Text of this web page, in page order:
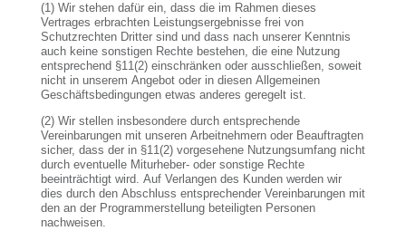
(1) Wir stehen dafür ein, dass die im Rahmen dieses
Vertrages erbrachten Leistungsergebnisse frei von
Schutzrechten Dritter sind und dass nach unserer Kenntnis
auch keine sonstigen Rechte bestehen, die eine Nutzung
entsprechend §11(2) einschränken oder ausschließen, soweit
nicht in unserem Angebot oder in diesen Allgemeinen
Geschäftsbedingungen etwas anderes geregelt ist.
(2) Wir stellen insbesondere durch entsprechende
Vereinbarungen mit unseren Arbeitnehmern oder Beauftragten
sicher, dass der in §11(2) vorgesehene Nutzungsumfang nicht
durch eventuelle Miturheber- oder sonstige Rechte
beeinträchtigt wird. Auf Verlangen des Kunden werden wir
dies durch den Abschluss entsprechender Vereinbarungen mit
den an der Programmerstellung beteiligten Personen
nachweisen.